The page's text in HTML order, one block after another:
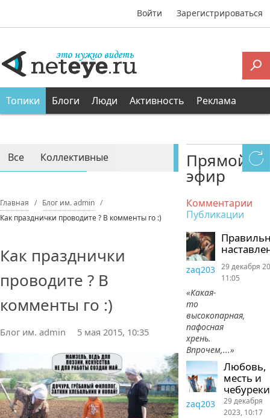
Войти Зарегистрироваться
Топики Блоги Люди Активность Реклама
Все Коллективные
Главная
Блог им. admin
Как празднички проводите ? В комменты го :)
Как празднички
проводите ? В
комменты го :)
Блог им. admin 5 мая 2015, 10:35
Прямой
эфир
Комментарии
Публикации
zaq203
«Какая-
то
высокопарная,
пафосная
хрень.
Впрочем,...»
29 декабря
11:05
Любовь,
месть и
чебуреки
zaq203
29 декабря
2023, 10:17